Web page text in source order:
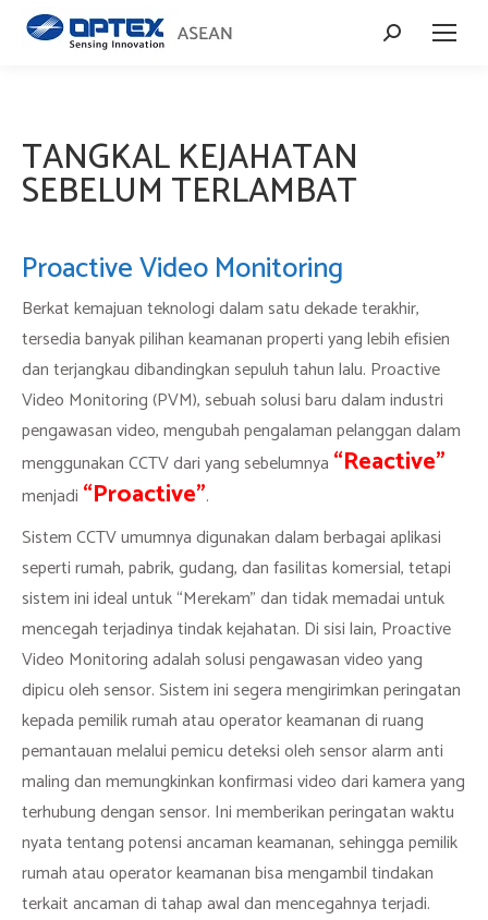
Search:
TANGKAL KEJAHATAN
SEBELUM TERLAMBAT
Proactive Video Monitoring
Berkat kemajuan teknologi dalam satu dekade terakhir,
tersedia banyak pilihan keamanan properti yang lebih efisien
dan terjangkau dibandingkan sepuluh tahun lalu. Proactive
Video Monitoring (PVM), sebuah solusi baru dalam industri
pengawasan video, mengubah pengalaman pelanggan dalam
menggunakan CCTV dari yang sebelumnya “Reactive”
menjadi “Proactive”.
Sistem CCTV umumnya digunakan dalam berbagai aplikasi
seperti rumah, pabrik, gudang, dan fasilitas komersial, tetapi
sistem ini ideal untuk “Merekam” dan tidak memadai untuk
mencegah terjadinya tindak kejahatan. Di sisi lain, Proactive
Video Monitoring adalah solusi pengawasan video yang
dipicu oleh sensor. Sistem ini segera mengirimkan peringatan
kepada pemilik rumah atau operator keamanan di ruang
pemantauan melalui pemicu deteksi oleh sensor alarm anti
maling dan memungkinkan konfirmasi video dari kamera yang
terhubung dengan sensor. Ini memberikan peringatan waktu
nyata tentang potensi ancaman keamanan, sehingga pemilik
rumah atau operator keamanan bisa mengambil tindakan
terkait ancaman di tahap awal dan mencegahnya terjadi.